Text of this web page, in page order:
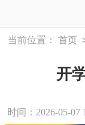
当前位置： 首页
开
时间：2026-05-07